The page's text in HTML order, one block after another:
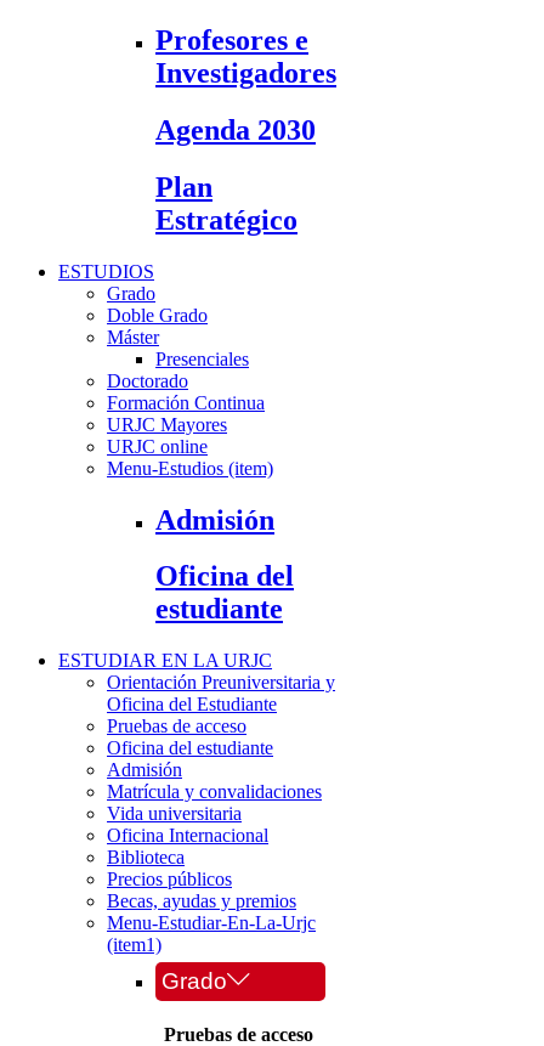
Profesores e
Investigadores
Agenda 2030
Plan
Estratégico
ESTUDIOS
Grado
Doble Grado
Máster
Presenciales
Doctorado
Formación Continua
URJC Mayores
URJC online
Menu-Estudios (item)
Admisión
Oficina del
estudiante
ESTUDIAR EN LA URJC
Orientación Preuniversitaria y
Oficina del Estudiante
Pruebas de acceso
Oficina del estudiante
Admisión
Matrícula y convalidaciones
Vida universitaria
Oficina Internacional
Biblioteca
Precios públicos
Becas, ayudas y premios
Menu-Estudiar-En-La-Urjc
(item1)
Grado
Pruebas de acceso